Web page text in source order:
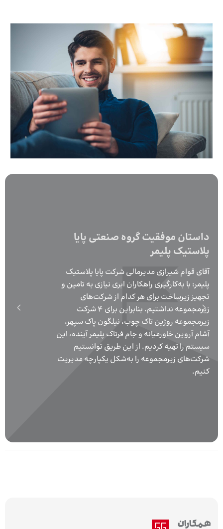
داستان موفقیت گروه صنعتی پایا
پلاستیک پلیمر
آقای قوام شیرازی مدیرمالی شرکت پایا پلاستیک
پلیمر: با به‌کارگیری راهکاران ابری نیازی به تامین و
تجهیز زیرساخت برای هر کدام از شرکت‌های
زیرمجموعه روژین تاک چوب، نیلگون پاک سپهر،
آشام آروین خاورمیانه و جام فرتاک پلیمر آینده، این
سیستم را تهیه کردیم. از این طریق توانستیم
شرکت‌های زیرمجموعه را به‌شکل یکپارچه مدیریت